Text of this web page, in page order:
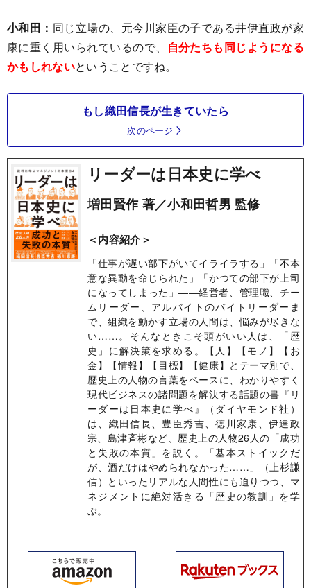
小和田： 同じ立場の、元今川家臣の子である井伊直政が家
康に重く用いられているので、
自分たちも同じようになる
かもしれないということですね。
もし織田信長が生きていたら
次のページ
リーダーは日本史に学べ
増田賢作 著／小和田哲男 監修
＜内容紹介＞
「仕事が遅い部下がいてイライラする」「不本
意な異動を命じられた」「かつての部下が上司
になってしまった」――経営者、管理職、チー
ムリーダー、アルバイトのバイトリーダーま
で、組織を動かす立場の人間は、悩みが尽きな
い……。そんなときこそ頭がいい人は、「歴
史」に解決策を求める。【人】【モノ】【お
金】【情報】【目標】【健康】とテーマ別で、
歴史上の人物の言葉をベースに、わかりやすく
現代ビジネスの諸問題を解決する話題の書『リ
ーダーは日本史に学べ』（ダイヤモンド社）
は、織田信長、豊臣秀吉、徳川家康、伊達政
宗、島津斉彬など、歴史上の人物26人の「成功
と失敗の本質」を説く。「基本ストイックだ
が、酒だけはやめられなかった……」（上杉謙
信）といったリアルな人間性にも迫りつつ、マ
ネジメントに絶対活きる「歴史の教訓」を学
ぶ。